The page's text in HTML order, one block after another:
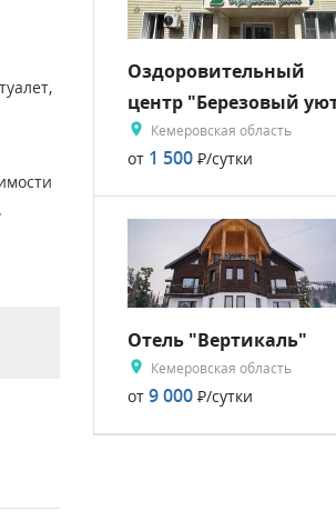
Оздоровительный
центр "Березовый
Кемеровская область
от 1 500 Р/сутки
Отель "Вертикаль"
Кемеровская область
от 9 000 Р/сутки